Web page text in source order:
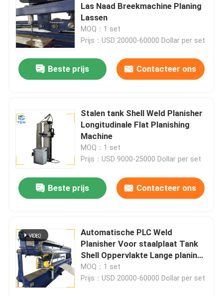
Las Naad Breekmachine Planing
Lassen
MOQ：1 set
Prijs：USD 20000-60000 Dollar per set
Beste prijs Contacteer ons
Stalen tank Shell Weld Planisher
Longitudinale Flat Planishing
Machine
MOQ：1 set
Prijs：USD 9000-25000 Dollar per set
Beste prijs Contacteer ons
Automatische PLC Weld
Planisher Voor staalplaat Tank
Shell Oppervlakte Lange planing
machine
MOQ：1 set
Prijs：USD 20000-60000 Dollar per set